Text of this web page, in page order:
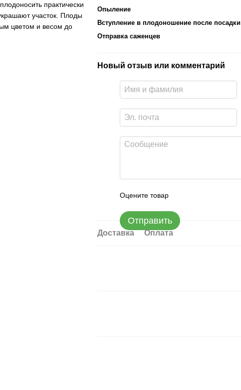
практически
участок. Плоды
цветом и весом до
Опыление
Вступление в плодоношение после посадки
Отправка саженцев
Новый отзыв или комментарий
Оцените товар
Отправить
Доставка Оплата